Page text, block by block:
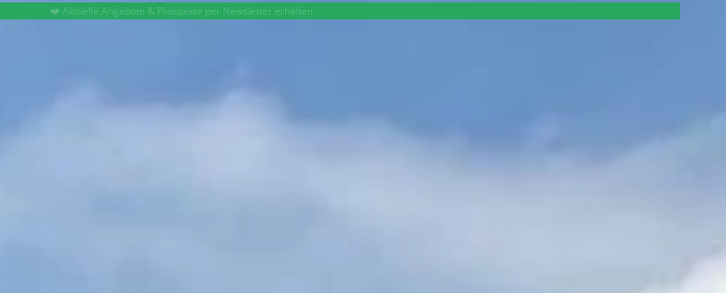
❤️ Aktuelle Angebote & Prospekte per Newsletter erhalten